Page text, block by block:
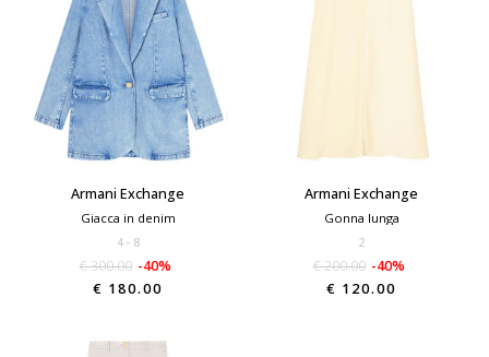
Armani Exchange
Giacca in denim
4 8
€ 300.00 -40%
€ 180.00
Armani Exchange
Gonna lunga
2
€ 200.00 -40%
€ 120.00